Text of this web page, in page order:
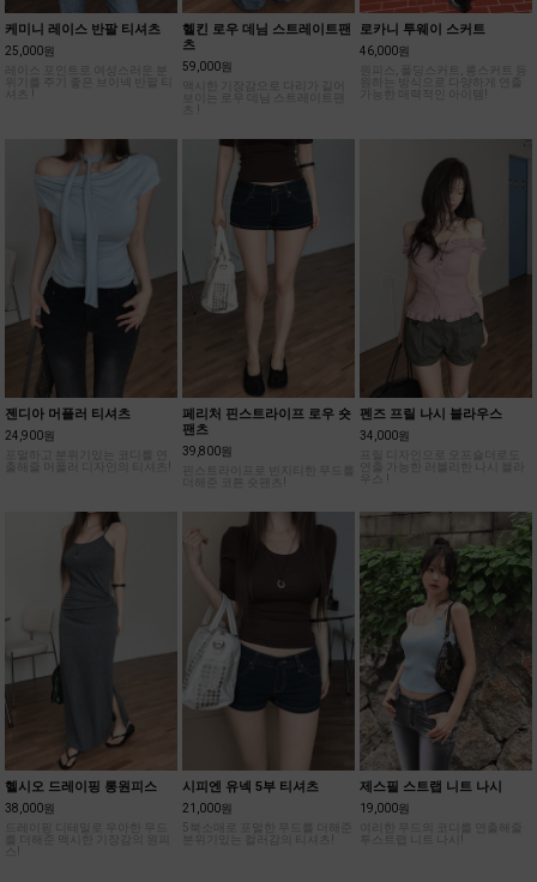
케미니 레이스 반팔 티셔츠
25,000원
셔츠 !
헬킨 로우 데님 스트레이트팬
츠
59,000원
츠 !
로카니 투웨이 스커트
46,000원
가능한 매력적인 아이템!
젠디아 머플러 티셔츠
24,900원
출해줄 머플러 디자인의 티셔츠!
페리처 핀스트라이프 로우 숏
팬츠
39,800원
핀스트라이프로 빈지티한 무드를
더해준 코튼 숏팬츠!
펜즈 프릴 나시 블라우스
34,000원
프릴 디자인으로 오프숄더로도
우스 !
헬시오 드레이핑 롱원피스
38,000원
스!
시피엔 유넥 5부 티셔츠
21,000원
5북소매로 포멀한 무드를 더해준
분위기있는 컬러감의 티셔츠!
제스필 스트랩 니트 나시
19,000원
투스트랩 니트 나시!